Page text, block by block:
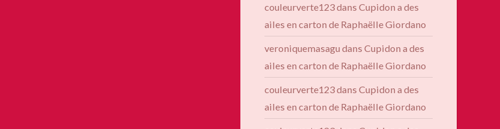
couleurverte123dans Cupidon a des
ailes en carton de Raphaëlle Giordano
veroniquemasagu dans Cupidon a des
ailes en carton de Raphaëlle Giordano
couleurverte123dans Cupidon a des
ailes en carton de Raphaëlle Giordano